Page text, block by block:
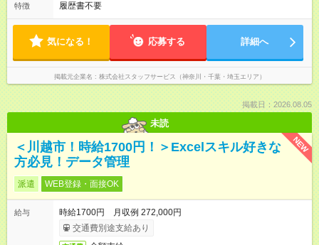
特徴 履歴書不要
気になる！ 応募する 詳細へ
掲載元企業名 株式会社スタッフサービス（神奈川・千葉・埼玉エリア）
掲載日：2026.08.05
未読
NEW
＜川越市！時給1700円！＞Excelスキル好きな
方必見！データ管理
派遣 WEB登録・面接OK
給与
時給1700円 月収例 272,000円
交通費別途支給あり